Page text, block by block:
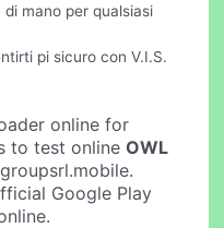
di mano per qualsiasi
pi sicuro con V.I.S.
online for
to test onlineOWL
Google Play